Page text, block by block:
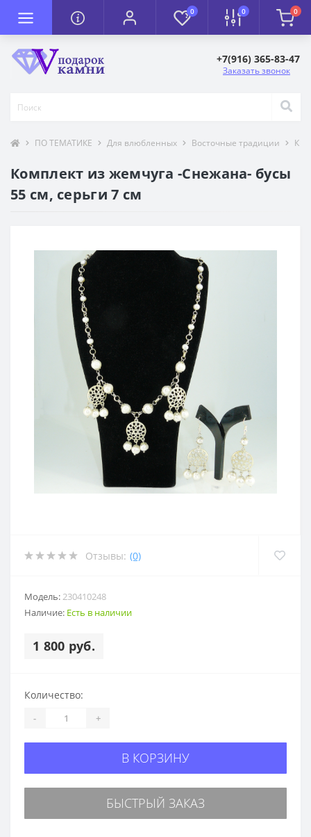
0 0 0
+7(916) 365-83-47
Заказать звонок
ПО ТЕМАТИКЕ Для влюбленных Восточные традиции К
Комплект из жемчуга -Снежана- бусы
55 см, серьги 7 см
Отзывы: (0)
Модель:230410248
Наличие: Есть в наличии
1 800 руб.
Количество:
- +
В КОРЗИНУ
БЫСТРЫЙ ЗАКАЗ